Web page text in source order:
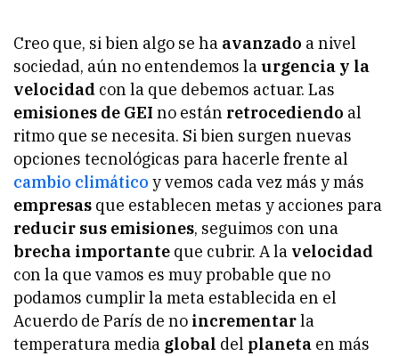
Creo que, si bien algo se ha avanzado a nivel
sociedad, aún no entendemos laurgencia y la
velocidad con la que debemos actuar. Las
emisiones de GEI no están retrocediendo al
ritmo que se necesita. Si bien surgen nuevas
opciones tecnológicas para hacerle frente al
cambio climático y vemos cada vez más y más
empresas que establecen metas y acciones para
reducir sus emisiones, seguimos con una
brecha importante que cubrir. A la velocidad
con la que vamos es muy probable que no
podamos cumplir la meta establecida en el
Acuerdo de París de no incrementarla
temperatura media global del planeta en más